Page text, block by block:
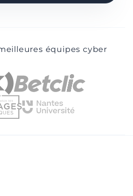
notre support qui
équipes cyber